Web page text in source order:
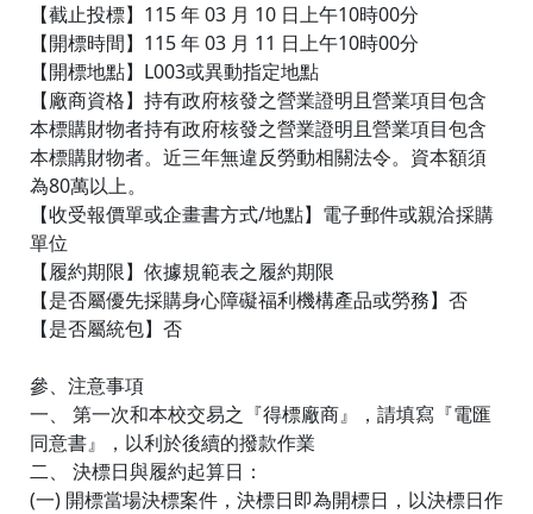
【截止投標】115 年 03 月 10 日上午10時00分
【開標時間】115 年 03 月 11 日上午10時00分
【開標地點】L003或異動指定地點
【廠商資格】持有政府核發之營業證明且營業項目包含
本標購財物者持有政府核發之營業證明且營業項目包含
本標購財物者。近三年無違反勞動相關法令。資本額須
為80萬以上。
【收受報價單或企畫書方式/地點】電子郵件或親洽採購
單位
【履約期限】依據規範表之履約期限
【是否屬優先採購身心障礙福利機構產品或勞務】否
【是否屬統包】否
參、注意事項
一、 第一次和本校交易之『得標廠商』，請填寫『電匯
同意書』，以利於後續的撥款作業
二、 決標日與履約起算日：
(一) 開標當場決標案件，決標日即為開標日，以決標日作